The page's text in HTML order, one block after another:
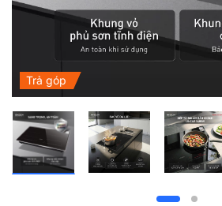
Trả góp